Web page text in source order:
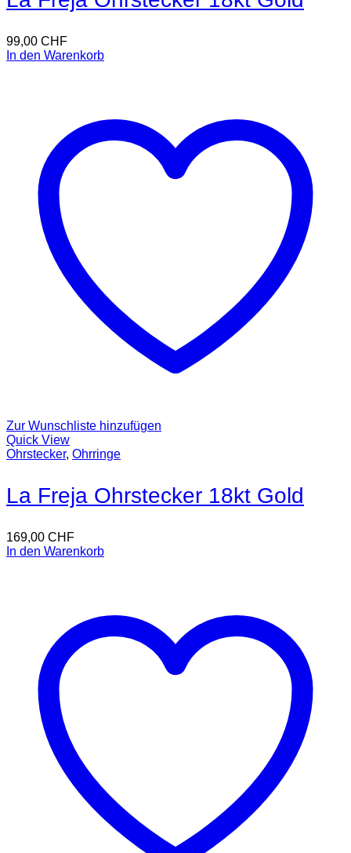
99,00 CHF
In den Warenkorb
Zur Wunschliste hinzufügen
Quick View
Ohrstecker, Ohrringe
La Freja Ohrstecker 18kt Gold
169,00 CHF
In den Warenkorb